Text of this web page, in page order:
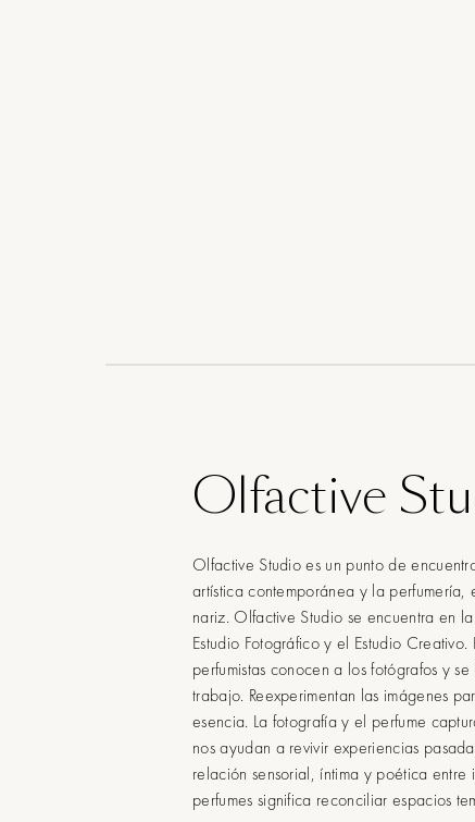
Olfactive
Olfactive Studio es un punto de
artística contemporánea y la perfumería,
nariz. Olfactive Studio se encuentra en
Estudio Fotográfico y el Estudio
perfumistas conocen a los fotógrafos y se
trabajo. Reexperimentan las imágenes
esencia. La fotografía y el perfume
nos ayudan a revivir experiencias
relación sensorial, íntima y poética entre
perfumes significa reconciliar espacios